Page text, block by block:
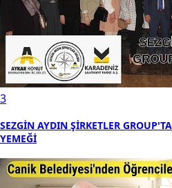
3
SEZGİN AYDIN ŞİRKETLER
YEMEĞİ